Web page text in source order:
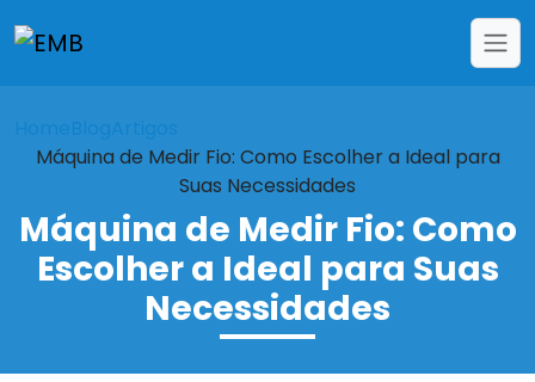
Home Blog
Artigos
Máquina de Medir Fio: Como Escolher a Ideal para
Suas Necessidades
Máquina de Medir Fio: Como
Escolher a Ideal para Suas
Necessidades